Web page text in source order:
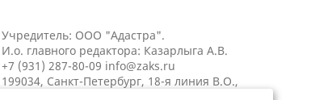
Учредитель: ООО "Адастра".
И.о. главного редактора: Казарлыга А.В.
+7 (931) 287-80-09 info@zaks.ru
199034, Санкт-Петербург, 18-я линия В.О.,